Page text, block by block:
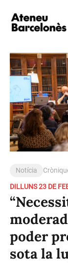
Notícia
DILLUNS 23 DE
poder
sota la